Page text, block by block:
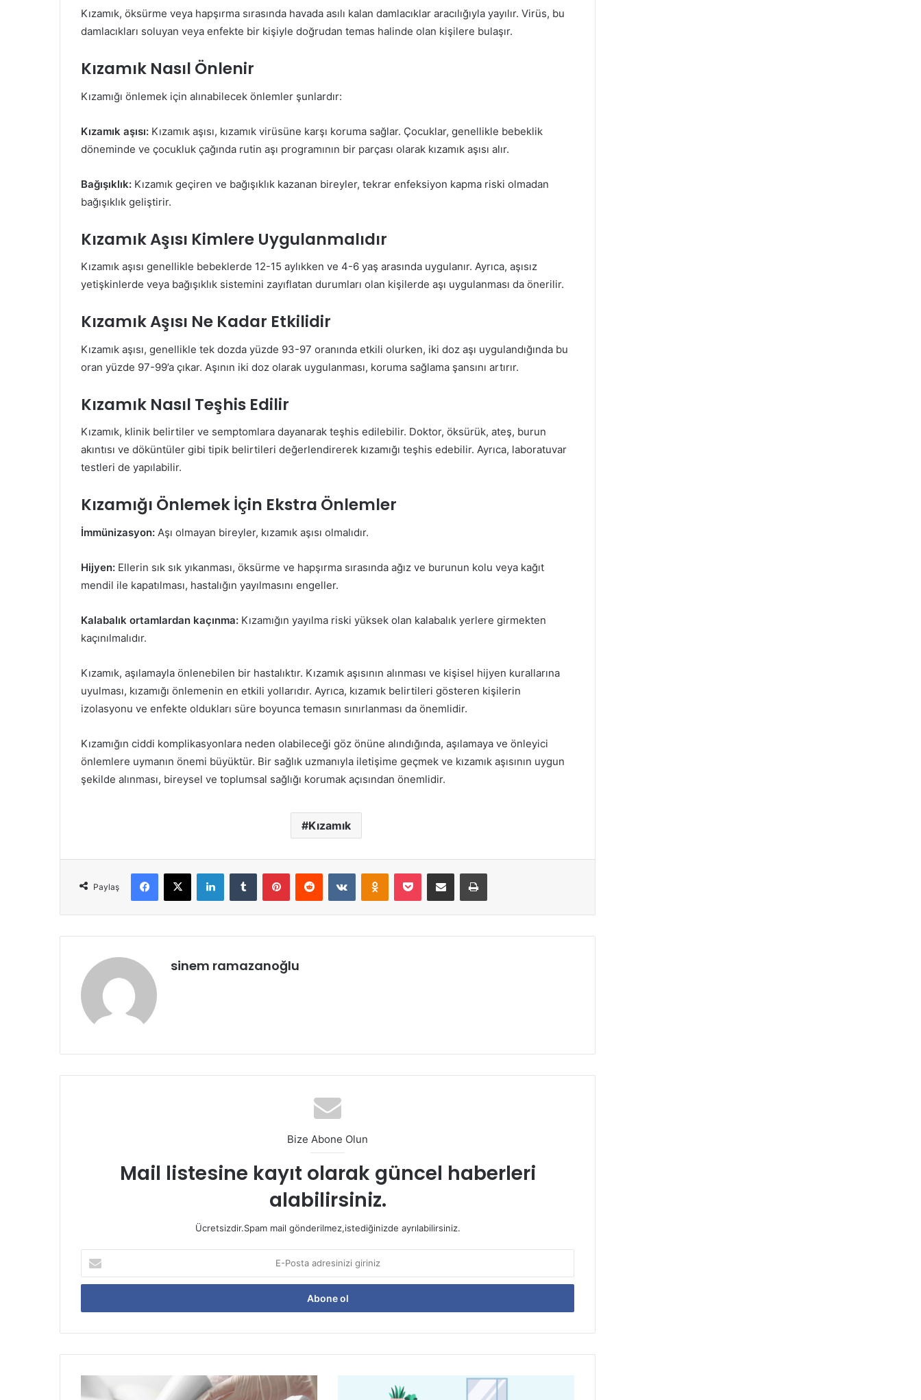
Kızamık, öksürme veya hapşırma sırasında havada asılı kalan damlacıklar aracılığıyla yayılır. Virüs, bu
damlacıkları soluyan veya enfekte bir kişiyle doğrudan temas halinde olan kişilere bulaşır.
Kızamık Nasıl Önlenir
Kızamığı önlemek için alınabilecek önlemler şunlardır:
Kızamık aşısı: Kızamık aşısı, kızamık virüsüne karşı koruma sağlar. Çocuklar, genellikle bebeklik
döneminde ve çocukluk çağında rutin aşı programının bir parçası olarak kızamık aşısı alır.
Bağışıklık: Kızamık geçiren ve bağışıklık kazanan bireyler, tekrar enfeksiyon kapma riski olmadan
bağışıklık geliştirir.
Kızamık Aşısı Kimlere Uygulanmalıdır
Kızamık aşısı genellikle bebeklerde 12-15 aylıkken ve 4-6 yaş arasında uygulanır. Ayrıca, aşısız
yetişkinlerde veya bağışıklık sistemini zayıflatan durumları olan kişilerde aşı uygulanması da önerilir.
Kızamık Aşısı Ne Kadar Etkilidir
Kızamık aşısı, genellikle tek dozda yüzde 93-97 oranında etkili olurken, iki doz aşı uygulandığında bu
oran yüzde 97-99’a çıkar. Aşının iki doz olarak uygulanması, koruma sağlama şansını artırır.
Kızamık Nasıl Teşhis Edilir
Kızamık, klinik belirtiler ve semptomlara dayanarak teşhis edilebilir. Doktor, öksürük, ateş, burun
akıntısı ve döküntüler gibi tipik belirtileri değerlendirerek kızamığı teşhis edebilir. Ayrıca, laboratuvar
testleri de yapılabilir.
Kızamığı Önlemek İçin Ekstra Önlemler
İmmünizasyon: Aşı olmayan bireyler, kızamık aşısı olmalıdır.
Hijyen: Ellerin sık sık yıkanması, öksürme ve hapşırma sırasında ağız ve burunun kolu veya kağıt
mendil ile kapatılması, hastalığın yayılmasını engeller.
Kalabalık ortamlardan kaçınma: Kızamığın yayılma riski yüksek olan kalabalık yerlere girmekten
kaçınılmalıdır.
Kızamık, aşılamayla önlenebilen bir hastalıktır. Kızamık aşısının alınması ve kişisel hijyen kurallarına
uyulması, kızamığı önlemenin en etkili yollarıdır. Ayrıca, kızamık belirtileri gösteren kişilerin
izolasyonu ve enfekte oldukları süre boyunca temasın sınırlanması da önemlidir.
Kızamığın ciddi komplikasyonlara neden olabileceği göz önüne alındığında, aşılamaya ve önleyici
önlemlere uymanın önemi büyüktür. Bir sağlık uzmanıyla iletişime geçmek ve kızamık aşısının uygun
şekilde alınması, bireysel ve toplumsal sağlığı korumak açısından önemlidir.
Kızamık
Paylaş
Facebook
X LinkedInTumblr PinterestReddit VKontakteOdnoklassniki
Pocket E-Posta ile paylaş Yazdır
sinem ramazanoğlu
Bize Abone Olun
Mail listesine kayıt olarak güncel haberleri
alabilirsiniz.
Ücretsizdir.Spam mail gönderilmez,istediğinizde ayrılabilirsiniz.
Posta
adresinizi
Yöntemleri: